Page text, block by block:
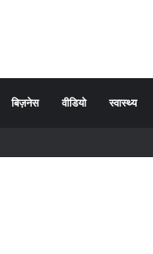
बिज़नेस वीडियो स्वास्थ्य